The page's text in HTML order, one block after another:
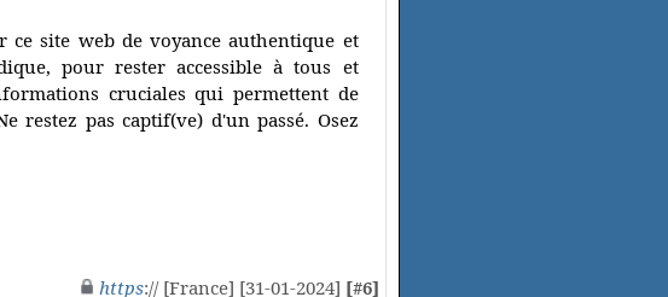
site web de voyance authentique et
pour rester accessible à tous et
cruciales qui permettent de
restez pas captif(ve) d'un passé. Osez
https:// [France] [31-01-2024] [#6]